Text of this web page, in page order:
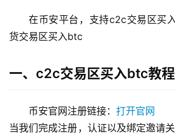
在币安平台，支持c2c交易区买
货交易区买入btc
一、c2c交易区买入btc教程
币安官网注册链接： 打开官网
当我们完成注册，认证以及绑定邀请